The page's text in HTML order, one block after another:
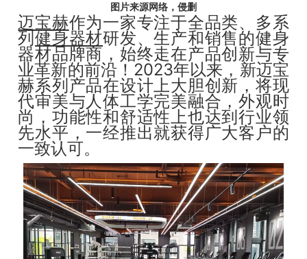
图片来源网络，侵删
迈宝赫作为一家专注于全品类、多系
列健身器材研发、生产和销售的健身
器材品牌商，始终走在产品创新与专
业革新的前沿！2023年以来，新迈宝
赫系列产品在设计上大胆创新，将现
代审美与人体工学完美融合，外观时
尚，功能性和舒适性上也达到行业领
先水平，一经推出就获得广大客户的
一致认可。